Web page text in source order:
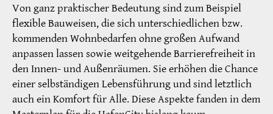
Von ganz praktischer Bedeutung sind zum Beispiel
flexible Bauweisen, die sich unterschiedlichen bzw.
kommenden Wohnbedarfen ohne großen Aufwand
anpassen lassen sowie weitgehende Barrierefreiheit in
den Innen- und Außenräumen. Sie erhöhen die Chance
einer selbständigen Lebensführung und sind letztlich
auch ein Komfort für Alle. Diese Aspekte fanden in dem